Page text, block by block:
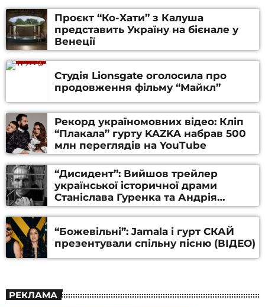
Проєкт “Ко-Хати” з Калуша
представить Україну на бієнале у
Венеції
Студія Lionsgate оголосила про
продовження фільму “Майкл”
Рекорд україномовних відео: Кліп
“Плакала” гурту KAZKA набрав 500
млн переглядів на YouTube
“Дисидент”: Вийшов трейлер
української історичної драми
Станіслава Гуренка та Андрія
Алфьорова (ВІДЕО)
“Божевільні”: Jamala і гурт СКАЙ
презентували спільну пісню (ВІДЕО)
РЕКЛАМА